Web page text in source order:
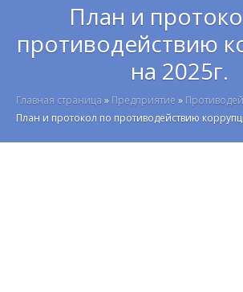
План и
противодействию
на 2025г.
Главная страница » Предприятие »
План и протокол по противодействию